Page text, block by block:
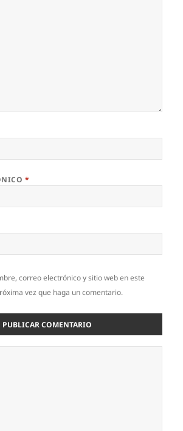
*
correo electrónico y sitio web en este
vez que haga un comentario.